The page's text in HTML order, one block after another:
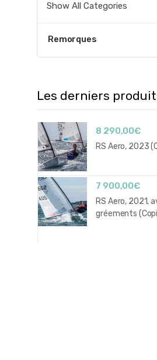
Show All Categories
Remorques
Les derniers
8 290,00€
RS Aero, 2023
7 900,00€
RS Aero, 2021,
gréements